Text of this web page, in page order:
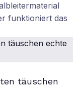
funktioniert das
täuschen